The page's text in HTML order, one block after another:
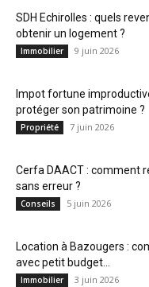
SDH Echirolles : quels
obtenir un logement ?
Immobilier 9 juin 2026
Impot fortune
protéger son patrimoine ?
Propriété 7 juin 2026
Cerfa DAACT : comment
sans erreur ?
Conseils 5 juin 2026
Location à Bazougers :
avec petit budget...
Immobilier 3 juin 2026